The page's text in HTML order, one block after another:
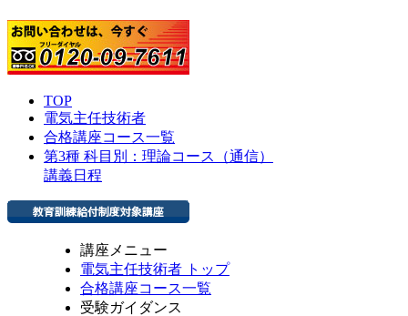
TOP
電気主任技術者
合格講座コース一覧
第3種 科目別：理論コース（通信）
講義日程
講座メニュー
電気主任技術者 トップ
合格講座コース一覧
受験ガイダンス